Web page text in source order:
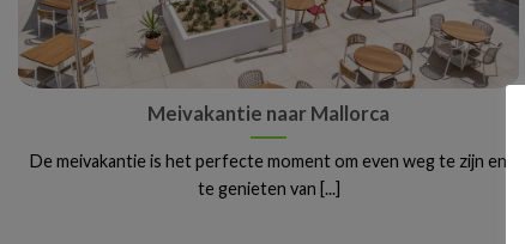
Meivakantie naar Mallorca
De meivakantie is het perfecte moment om even weg te zijn en
te genieten van [...]